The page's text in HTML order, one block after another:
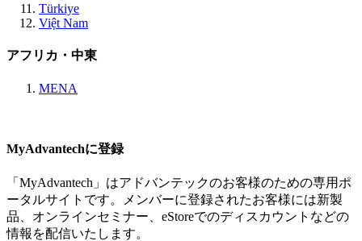
Türkiye
Việt Nam
アフリカ・中東
MENA
MyAdvantechに登録
「MyAdvantech」はアドバンテックのお客様のための専用ポ
ータルサイトです。メンバーに登録されたお客様には新製
品、オンラインセミナー、eStoreでのディスカウントなどの
情報を配信いたします。